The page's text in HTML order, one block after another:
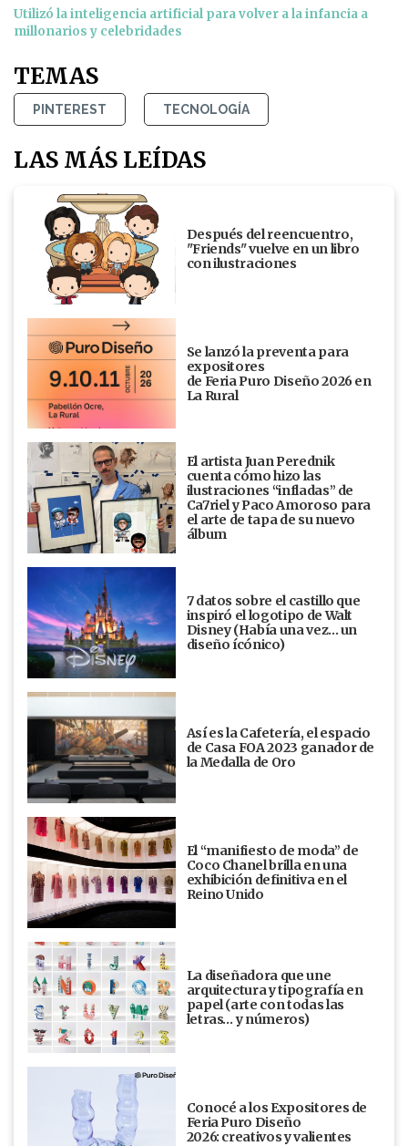
Utilizó la inteligencia artificial para volver a la infancia a
millonarios y celebridades
TEMAS
PINTEREST TECNOLOGÍA
LAS MÁS LEÍDAS
Después del reencuentro,
"Friends" vuelve en un libro
con ilustraciones
Se lanzó la preventa para
expositores
de Feria Puro Diseño 2026 en
La Rural
El artista Juan Perednik
cuenta cómo hizo las
ilustraciones “infladas” de
Ca7riel y Paco Amoroso para
el arte de tapa de su nuevo
álbum
7 datos sobre el castillo que
inspiró el logotipo de Walt
Disney (Había una vez... un
diseño ícónico)
Así es la Cafetería, el espacio
de Casa FOA 2023 ganador de
la Medalla de Oro
El “manifiesto de moda” de
Coco Chanel brilla en una
exhibición definitiva en el
Reino Unido
La diseñadora que une
arquitectura y tipografía en
papel (arte con todas las
letras… y números)
Conocé a los Expositores de
Feria Puro Diseño
2026: creativos y valientes